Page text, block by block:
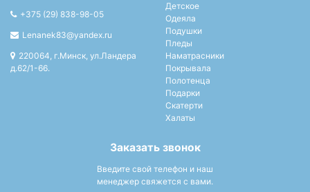
+375 (29) 838-98-05
Lenanek83@yandex.ru
220064, г.Минск, ул.Ландера
д.62/1-66.
Детское
Одеяла
Подушки
Пледы
Наматрасники
Покрывала
Полотенца
Подарки
Скатерти
Халаты
Заказать звонок
Введите свой телефон и наш
менеджер свяжется с вами.